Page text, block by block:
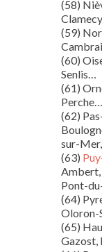
(58)
(59)
(60)
Senlis…
(61)
Perche…
(62)
sur-
(63)
Ambert,
Pont-
(64)
Oloron-
(65)
Gazost,